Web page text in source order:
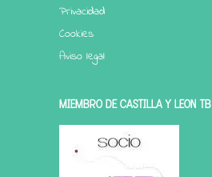
Privacidad
Cookies
Aviso legal
MIEMBRO DE CASTILLA Y LEÓN TB